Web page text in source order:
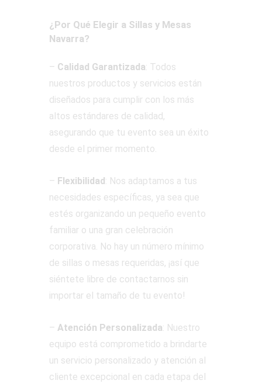
¿Por Qué Elegir a Sillas y Mesas
Navarra?
– Calidad Garantizada: Todos
nuestros productos y servicios están
diseñados para cumplir con los más
altos estándares de calidad,
asegurando que tu evento sea un éxito
desde el primer momento.
– Flexibilidad: Nos adaptamos a tus
necesidades específicas, ya sea que
estés organizando un pequeño evento
familiar o una gran celebración
corporativa. No hay un número mínimo
de sillas o mesas requeridas, ¡así que
siéntete libre de contactarnos sin
importar el tamaño de tu evento!
– Atención Personalizada: Nuestro
equipo está comprometido a brindarte
un servicio personalizado y atención al
cliente excepcional en cada etapa del